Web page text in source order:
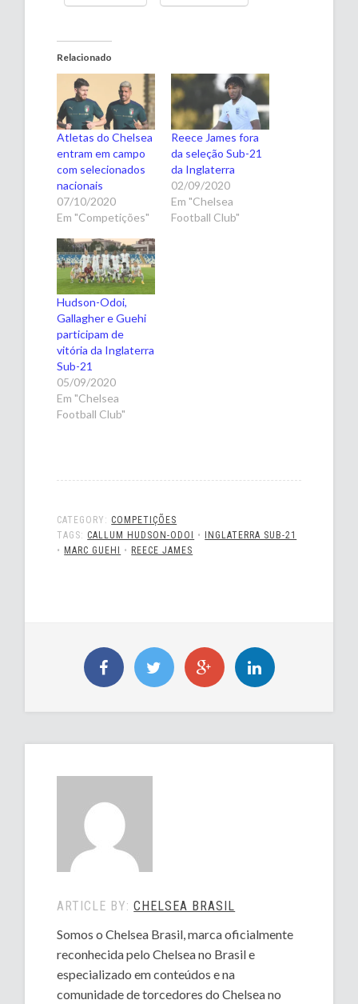
Relacionado
Atletas do Chelsea
entram em campo
com selecionados
nacionais
07/10/2020
Em "Competições"
Reece James fora
da seleção Sub-21
da Inglaterra
02/09/2020
Em "Chelsea
Football Club"
Hudson-Odoi,
Gallagher e Guehi
participam de
vitória da Inglaterra
Sub-21
05/09/2020
Em "Chelsea
Football Club"
CATEGORY: COMPETIÇÕES
TAGS: CALLUM HUDSON-ODOI •
INGLATERRA SUB-21
• MARC GUEHI • REECE JAMES
ARTICLE BY:CHELSEA BRASIL
Somos o Chelsea Brasil, marca oficialmente
reconhecida pelo Chelsea no Brasil e
especializado em conteúdos e na
comunidade de torcedores do Chelsea no